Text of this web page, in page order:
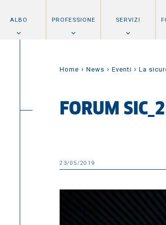
ALBO PROFESSIONE SERVIZI
Home › News › Eventi › La
FORUM
23/05/2019